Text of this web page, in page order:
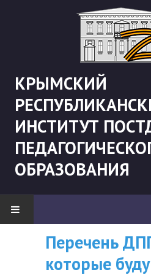
КРЫМСКИЙ
ИНСТИТУТ
ОБРАЗОВАНИЯ
НОВОСТИ
"Боевая" русистика
Перечень
которые